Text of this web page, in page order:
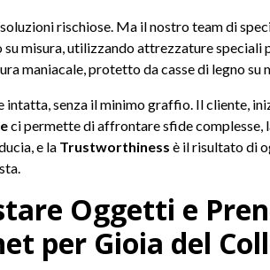
rischiose. Ma il nostro team di
misura, utilizzando attrezzature
maniacale, protetto da casse di legno
senza il minimo graffio. Il cliente,
ci permette di affrontare sfide complesse,
e la Trustworthiness è il risultato di
Oggetti e
per Gioia del